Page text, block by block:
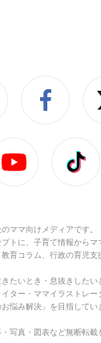
ママ向けメディアです。
トに、子育て情報からマ
教育コラム、行政の育児
たいとき・息抜きした
ター・ママイラストレ
悩み解決」を目指してい
写真・図表など無断転載